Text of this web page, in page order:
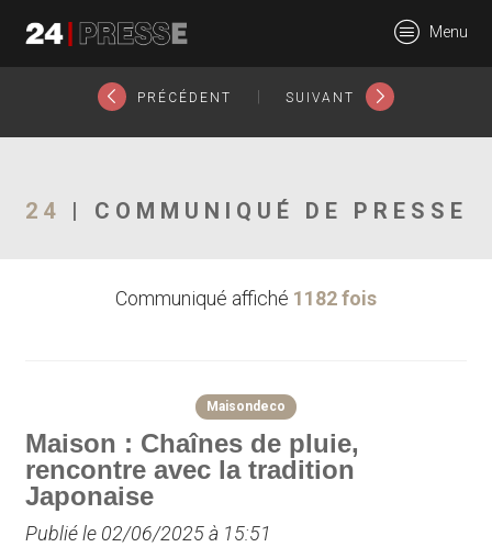
24Presse -
Communiqués de
Menu
PRÉCÉDENT SUIVANT
24 | COMMUNIQUÉ DE PRESSE
Communiqué affiché 1182 fois
Maisondeco
Maison : Chaînes de pluie,
rencontre avec la tradition
Japonaise
Publié le 02/06/2025 à 15:51